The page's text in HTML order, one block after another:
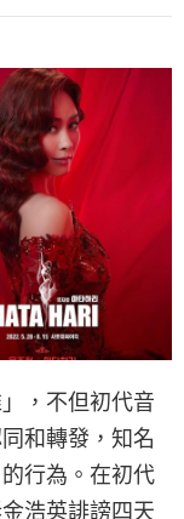
，不但初代音
和轉發，知名
行為。在初代
浩英誹謗四天